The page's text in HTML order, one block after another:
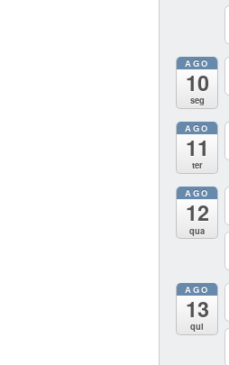
AGO
10
seg
AGO
11
ter
AGO
12
qua
AGO
13
qui